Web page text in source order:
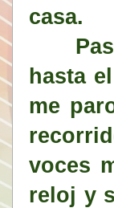
casa.
Paso
hasta
me
voces
reloj y